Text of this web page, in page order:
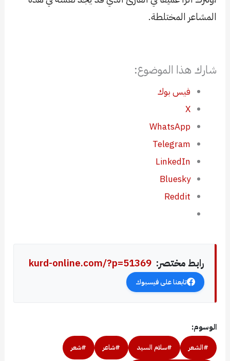
المشاعر المختلطة.
شارك هذا الموضوع:
فيس بوك
X
WhatsApp
Telegram
LinkedIn
Bluesky
Reddit
رابط مختصر: kurd-online.com/?p=51369
تابعنا على فيسبوك
الوسوم:
#الشعر #سلام السيد #شاعر #شعر